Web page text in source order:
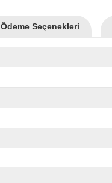
Ödeme Seçenekleri